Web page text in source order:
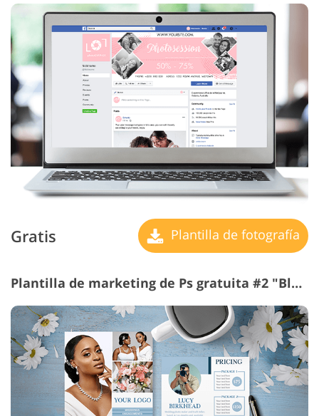
Gratis Plantilla de fotografía
Plantilla de marketing de Ps gratuita #2 "Bluish Price List"